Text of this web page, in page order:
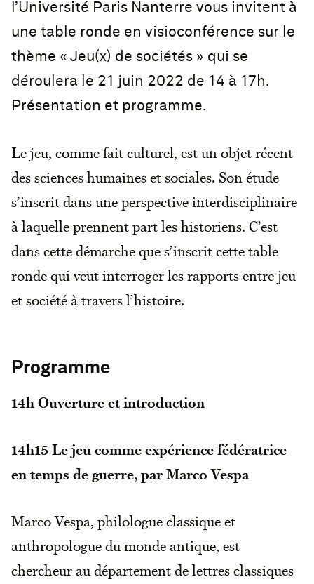
l’Université Paris Nanterre vous invitent à
une table ronde en visioconférence sur le
thème « Jeu(x) de sociétés » qui se
déroulera le 21 juin 2022 de 14 à 17h.
Présentation et programme.
Le jeu, comme fait culturel, est un objet récent
des sciences humaines et sociales. Son étude
s’inscrit dans une perspective interdisciplinaire
à laquelle prennent part les historiens. C’est
dans cette démarche que s’inscrit cette table
ronde qui veut interroger les rapports entre jeu
et société à travers l’histoire.
Programme
14hOuverture et introduction
14h15 Le jeu comme expérience fédératrice
en temps de guerre, par Marco Vespa
Marco Vespa, philologue classique et
anthropologue du monde antique, est
chercheur au département de lettres classiques